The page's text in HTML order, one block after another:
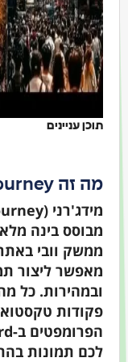
תוכן עניינים
מה זה midjourney?
מבוסס בינה
ממשק וובי
מאפשר ליצור
ובמהירות. כל
פקודות
לכם תמונות